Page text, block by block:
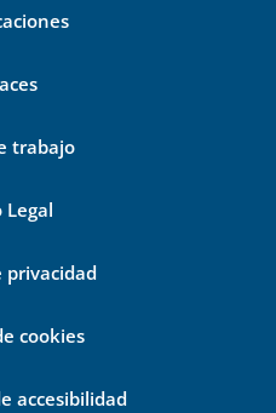
trabajo
Legal
privacidad
cookies
accesibilidad